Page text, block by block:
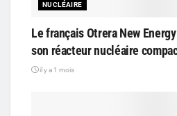
NUCLÉAIRE
Le français Otrera New
son réacteur nucléaire
il y a 1 mois